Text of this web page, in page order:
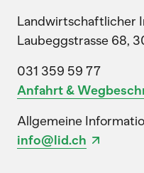
Landwirtschaftlicher
Laubeggstrasse 68,
031 359 59 77
Anfahrt &
Allgemeine
info@lid.ch